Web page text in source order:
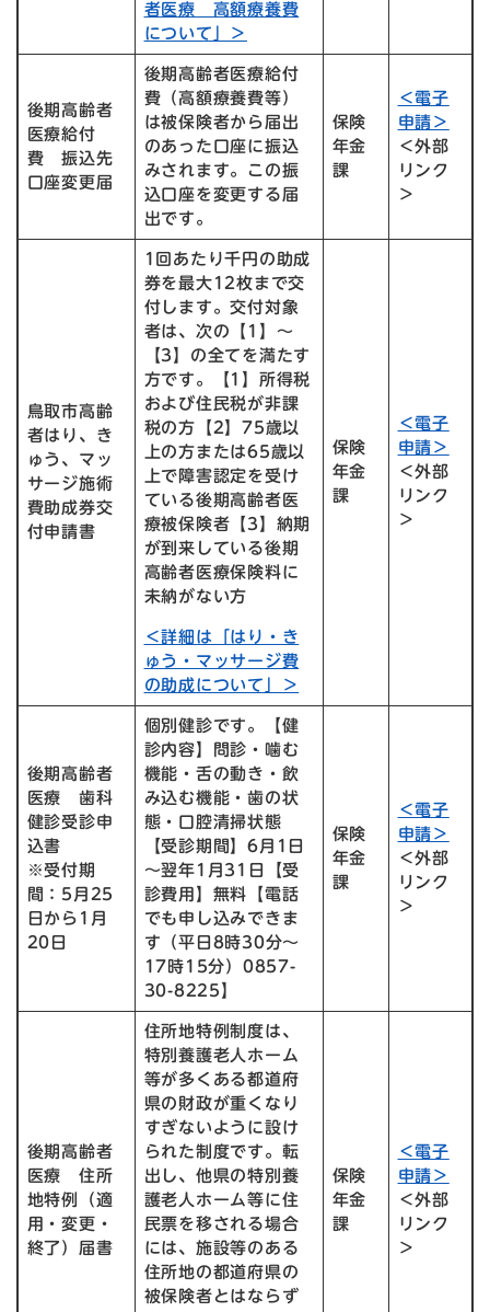
者医療 高額療養費
について」＞
後期高齢者
医療給付
費 振込先
口座変更届
後期高齢者医療給付
費（高額療養費等）
は被保険者から届出
のあった口座に振込
みされます。この振
込口座を変更する届
出です。
保険
年金
課
＜電子
申請＞
＜外部
リンク
＞
鳥取市高齢
者はり、き
ゅう、マッ
サージ施術
費助成券交
付申請書
1回あたり千円の助成
券を最大12枚まで交
付します。交付対象
者は、次の【1】～
【3】の全てを満たす
方です。【1】所得税
および住民税が非課
税の方【2】75歳以
上の方または65歳以
上で障害認定を受け
ている後期高齢者医
療被保険者【3】納期
が到来している後期
高齢者医療保険料に
未納がない方
＜詳細は「はり・き
ゅう・マッサージ費
の助成について」＞
保険
年金
課
＜電子
申請＞
＜外部
リンク
＞
後期高齢者
医療 歯科
健診受診申
込書
※受付期
間：5月25
日から1月
20日
個別健診です。【健
診内容】問診・噛む
機能・舌の動き・飲
み込む機能・歯の状
態・口腔清掃状態
【受診期間】6月1日
～翌年1月31日【受
診費用】無料【電話
でも申し込みできま
す（平日8時30分～
17時15分）0857-
30-8225】
保険
年金
課
＜電子
申請＞
＜外部
リンク
＞
後期高齢者
医療 住所
地特例（適
用・変更・
終了）届書
住所地特例制度は、
特別養護老人ホーム
等が多くある都道府
県の財政が重くなり
すぎないように設け
られた制度です。転
出し、他県の特別養
護老人ホーム等に住
民票を移される場合
には、施設等のある
住所地の都道府県の
被保険者とはならず
保険
年金
課
＜電子
申請＞
＜外部
リンク
＞